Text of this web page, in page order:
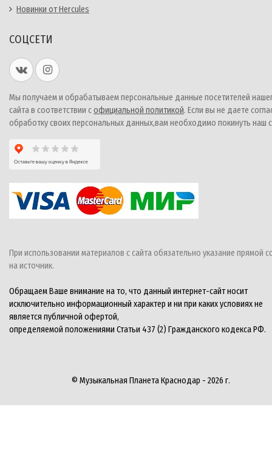
Новинки от Hercules
СОЦСЕТИ
Мы получаем и обрабатываем персональные данные посетителей
сайта в соответствии софициальной политикой. Если вы не даете
обработку своих персональных данных,вам необходимо покинуть наш
При использовании материалов с сайта обязательно указание прямой
на источник.
Обращаем Ваше внимание на то, что данный интернет-сайт носит
исключительно информационный характер и ни при каких условиях не
является публичной офертой,
определяемой положениями Статьи 437 (2) Гражданского кодекса РФ.
© Музыкальная Планета Краснодар - 2026 г.